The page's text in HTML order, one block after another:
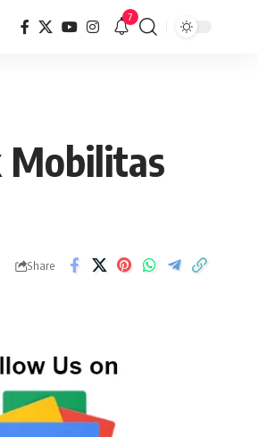
7
Mobilitas
Share